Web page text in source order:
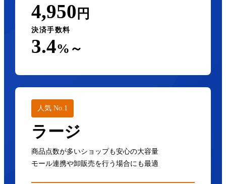
4,950 円
決済手数料
3.4%～
人気 No.1
ラージ
商品点数が多いショップも安心の大容量
モール連携や卸販売を行う場合にも最適